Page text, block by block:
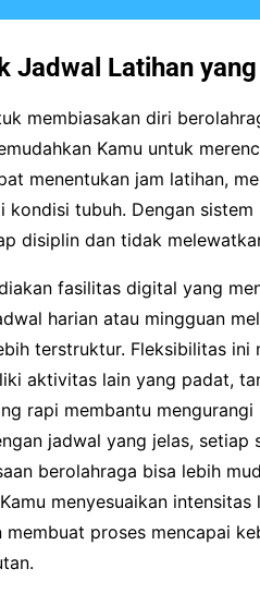
Jadwal Latihan
membiasakan diri
Kamu untuk
menentukan jam latihan,
kondisi tubuh. Dengan
disiplin dan tidak
fasilitas digital yang
harian atau mingguan
terstruktur. Fleksibilitas ini
aktivitas lain yang padat,
rapi membantu
jadwal yang jelas,
berolahraga bisa lebih
menyesuaikan
membuat proses mencapai